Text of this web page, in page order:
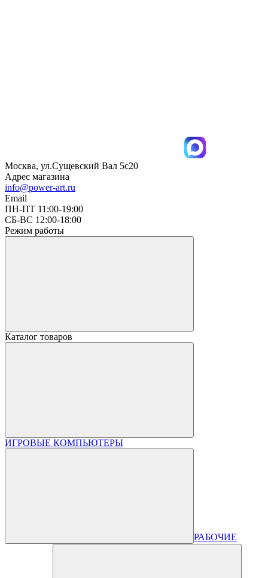
Москва, ул.Сущевский Вал 5с20
Адрес магазина
info@power-art.ru
Email
ПН-ПТ 11:00-19:00
СБ-ВС 12:00-18:00
Режим работы
Каталог товаров
ИГРОВЫЕ КОМПЬЮТЕРЫ
РАБОЧИЕ